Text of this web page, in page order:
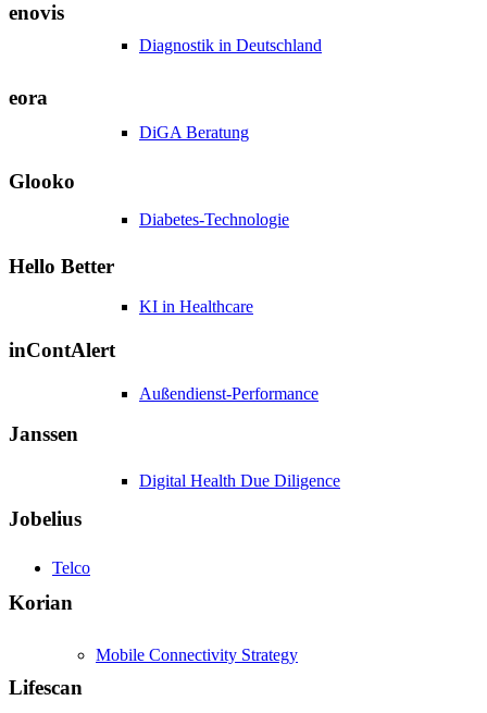
Diagnostik in Deutschland
DiGA Beratung
Diabetes-Technologie
KI in Healthcare
Außendienst-Performance
Digital Health Due Diligence
Telco
Mobile Connectivity Strategy
enovis
eora
Glooko
Hello Better
inContAlert
Janssen
Jobelius
Korian
Lifescan